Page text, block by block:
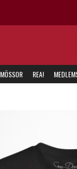
Besök även vår
MÖSSOR REA!